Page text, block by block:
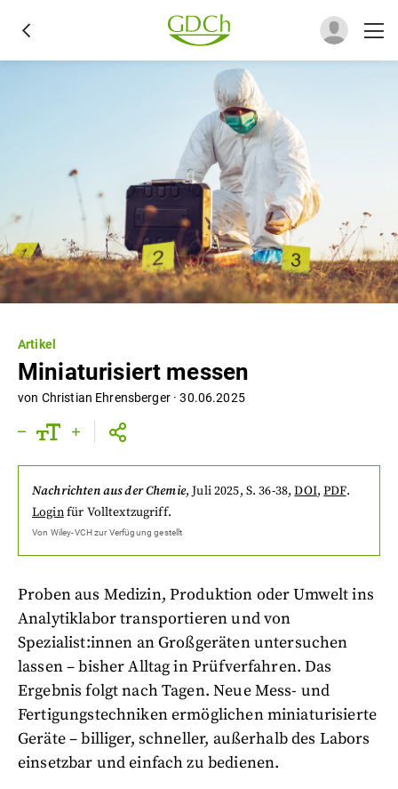
Artikel
Miniaturisiert messen
von Christian Ehrensberger·30.06.2025
Nachrichten aus der Chemie,Juli 2025, S. 36-38,DOI,PDF.
Loginfür Volltextzugriff.
Von Wiley-VCH zur Verfügung gestellt
Proben aus Medizin, Produktion oder Umwelt ins
Analytiklabor transportieren und von
Spezialist:innen an Großgeräten untersuchen
lassen – bisher Alltag in Prüfverfahren. Das
Ergebnis folgt nach Tagen. Neue Mess- und
Fertigungstechniken ermöglichen miniaturisierte
Geräte – billiger, schneller, außerhalb des Labors
einsetzbar und einfach zu bedienen.